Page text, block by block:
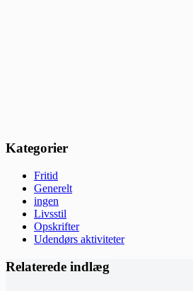
Kategorier
Fritid
Generelt
ingen
Livsstil
Opskrifter
Udendørs aktiviteter
Relaterede indlæg